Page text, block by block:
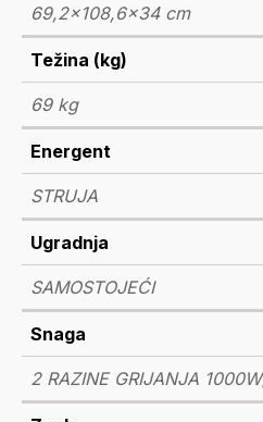
69,2x108,6x34 cm
Težina (kg)
69 kg
Energent
STRUJA
Ugradnja
SAMOSTOJEĆI
Snaga
2 RAZINE GRIJANJA